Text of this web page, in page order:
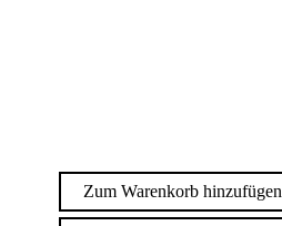
Zum Warenkorb hinzufügen